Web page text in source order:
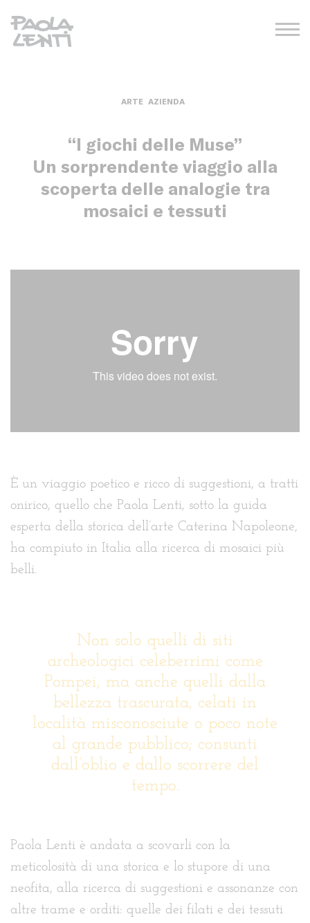
ARTE AZIENDA
“I giochi delle Muse”
Un sorprendente viaggio alla
scoperta delle analogie tra
mosaici e tessuti
È un viaggio poetico e ricco di suggestioni, a tratti
onirico, quello che Paola Lenti, sotto la guida
esperta della storica dell’arte Caterina Napoleone,
ha compiuto in Italia alla ricerca di mosaici più
belli.
Non solo quelli di siti
archeologici celeberrimi come
Pompei, ma anche quelli dalla
bellezza trascurata, celati in
località misconosciute o poco note
al grande pubblico; consunti
dall’oblio e dallo scorrere del
tempo.
Paola Lenti è andata a scovarli con la
meticolosità di una storica e lo stupore di una
neofita, alla ricerca di suggestioni e assonanze con
altre trame e orditi: quelle dei filati e dei tessuti